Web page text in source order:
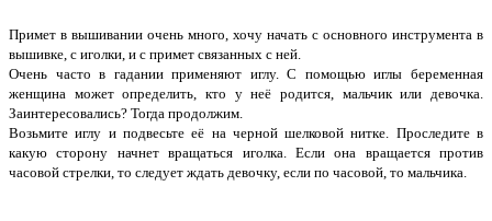
Примет в вышивании очень много, хочу начать с основного инструмента в
вышивке, с иголки, и с примет связанных с ней.
Очень часто в гадании применяют иглу. С помощью иглы беременная
женщина может определить, кто у неё родится, мальчик или девочка.
Заинтересовались? Тогда продолжим.
Возьмите иглу и подвесьте её на черной шелковой нитке. Проследите в
какую сторону начнет вращаться иголка. Если она вращается против
часовой стрелки, то следует ждать девочку, если по часовой, то мальчика.